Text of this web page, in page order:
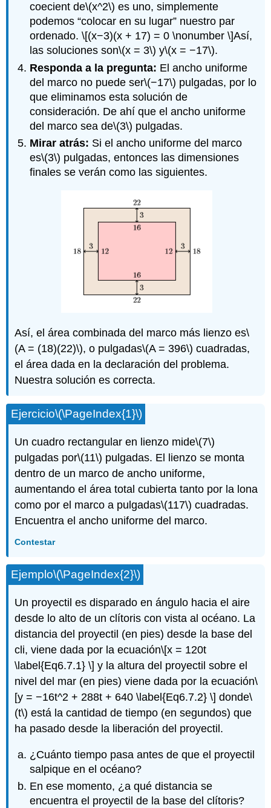
coecient de\(x^2\) es uno, simplemente
podemos “colocar en su lugar” nuestro par
ordenado.\[(x−3)(x + 17) = 0 \nonumber \]Así,
las soluciones son\(x = 3\) y\(x = −17\).
Responda a la pregunta: El ancho uniforme
del marco no puede ser\(−17\) pulgadas, por lo
que eliminamos esta solución de
consideración. De ahí que el ancho uniforme
del marco sea de\(3\) pulgadas.
Mirar atrás: Si el ancho uniforme del marco
es\(3\) pulgadas, entonces las dimensiones
finales se verán como las siguientes.
Así, el área combinada del marco más lienzo es\
(A = (18)(22)\), o pulgadas\(A = 396\) cuadradas,
el área dada en la declaración del problema.
Nuestra solución es correcta.
Ejercicio\(\PageIndex{1}\)
Un cuadro rectangular en lienzo mide\(7\)
pulgadas por\(11\) pulgadas. El lienzo se monta
dentro de un marco de ancho uniforme,
aumentando el área total cubierta tanto por la lona
como por el marco a pulgadas\(117\) cuadradas.
Encuentra el ancho uniforme del marco.
Contestar
Ejemplo\(\PageIndex{2}\)
Un proyectil es disparado en ángulo hacia el aire
desde lo alto de un clítoris con vista al océano. La
distancia del proyectil (en pies) desde la base del
cli, viene dada por la ecuación\[x = 120t
\label{Eq6.7.1} \] y la altura del proyectil sobre el
nivel del mar (en pies) viene dada por la ecuación\
[y = −16t^2 + 288t + 640 \label{Eq6.7.2} \] donde\
(t\) está la cantidad de tiempo (en segundos) que
ha pasado desde la liberación del proyectil.
¿Cuánto tiempo pasa antes de que el proyectil
salpique en el océano?
En ese momento, ¿a qué distancia se
encuentra el proyectil de la base del clítoris?